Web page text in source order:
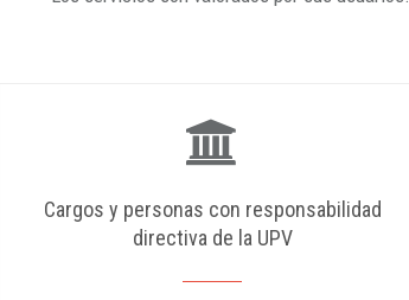
Cargos y personas con responsabilidad
directiva de la UPV